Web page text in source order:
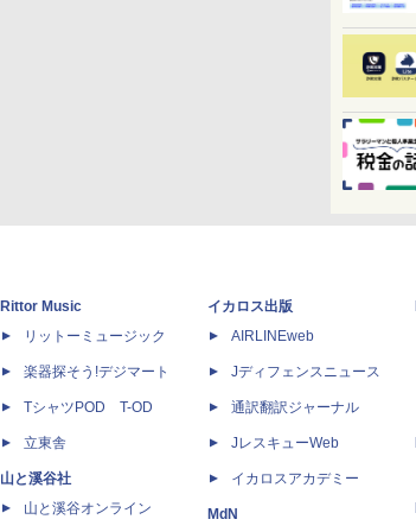
Rittor Music
リットーミュージック
楽器探そう!デジマート
TシャツPOD T-OD
立東舎
山と溪谷社
山と溪谷オンライン
イカロス出版
AIRLINEweb
Jディフェンスニュース
通訳翻訳ジャーナル
JレスキューWeb
イカロスアカデミー
MdN